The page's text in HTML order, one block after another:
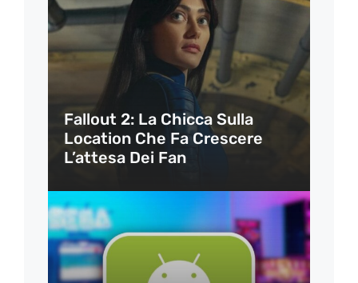
Fallout 2: La Chicca Sulla
Location Che Fa Crescere
L’attesa Dei Fan